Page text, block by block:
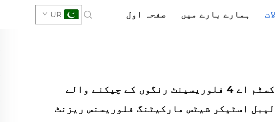
صفحہ اول ہمارے بارے میں UR
کسٹم اے 4 فلوریسینٹ رنگوں کے چپکنے والے
لیبل اسٹیکر شیٹس مارکیٹنگ فلوریسنس ریزنٹ